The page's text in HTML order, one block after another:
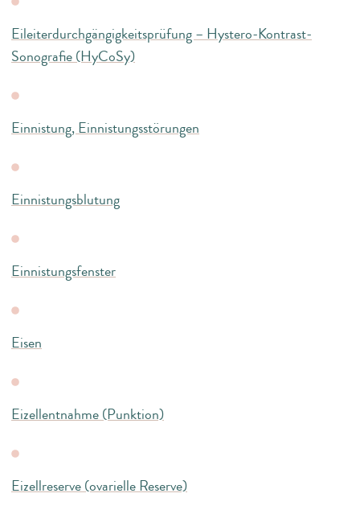
Eileiterdurchgängigkeitsprüfung – Hystero-Kontrast-
Sonografie (HyCoSy)
Einnistung, Einnistungsstörungen
Einnistungsblutung
Einnistungsfenster
Eisen
Eizellentnahme (Punktion)
Eizellreserve (ovarielle Reserve)